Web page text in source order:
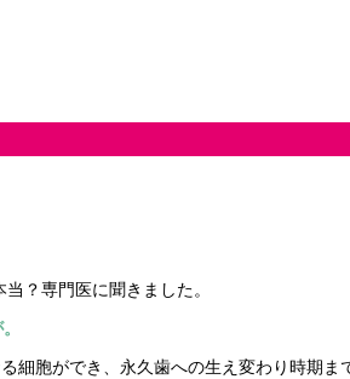
？専門医に聞きました。
胞ができ、永久歯への生え変わり時期